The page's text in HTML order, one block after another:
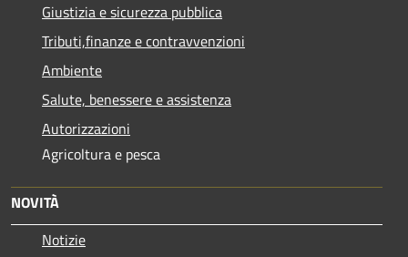
Giustizia e sicurezza pubblica
Tributi,finanze e contravvenzioni
Ambiente
Salute, benessere e assistenza
Autorizzazioni
Agricoltura e pesca
NOVITÀ
Notizie